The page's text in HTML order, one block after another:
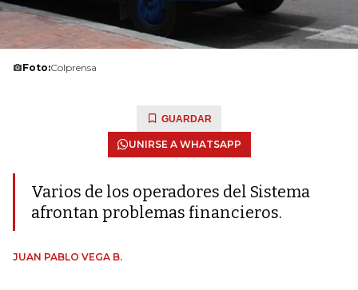
Foto:Colprensa
GUARDAR
UNIRSE A WHATSAPP
Varios de los operadores del Sistema
afrontan problemas financieros.
JUAN PABLO VEGA B.